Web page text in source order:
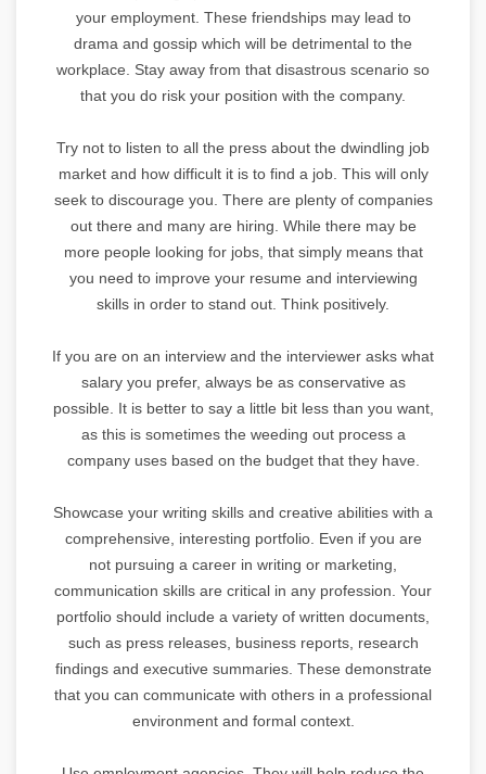
your employment. These friendships may lead to
drama and gossip which will be detrimental to the
workplace. Stay away from that disastrous scenario so
that you do risk your position with the company.
Try not to listen to all the press about the dwindling job
market and how difficult it is to find a job. This will only
seek to discourage you. There are plenty of companies
out there and many are hiring. While there may be
more people looking for jobs, that simply means that
you need to improve your resume and interviewing
skills in order to stand out. Think positively.
If you are on an interview and the interviewer asks what
salary you prefer, always be as conservative as
possible. It is better to say a little bit less than you want,
as this is sometimes the weeding out process a
company uses based on the budget that they have.
Showcase your writing skills and creative abilities with a
comprehensive, interesting portfolio. Even if you are
not pursuing a career in writing or marketing,
communication skills are critical in any profession. Your
portfolio should include a variety of written documents,
such as press releases, business reports, research
findings and executive summaries. These demonstrate
that you can communicate with others in a professional
environment and formal context.